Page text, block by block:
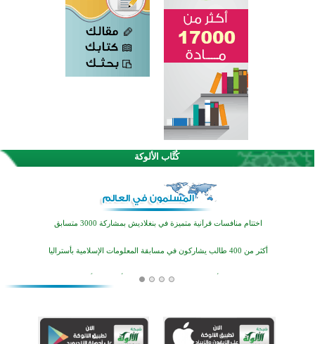
كُتَّاب الألوكة
اختتام الدورة التاسعة لمسابقة حفظ وتلاوة القرآن الكريم في أزناكاييف
تيسليتش تختتم برنامجا تعليميا لتعزيز القيم وبناء الشخصية للشباب المسلمين
اختتام منافسات قرآنية متميزة في بنغلاديش بمشاركة 3000 متسابق
أكثر من 400 طالب يشاركون في مسابقة المعلومات الإسلامية بأستراليا
افتتاح تاريخي لأول مسجد في بلييفليا بالجبل الأسود منذ أكثر من قرن
أكبر مشروع إسلامي في ريف أستراليا يفتتح أبوابه بعد سنوات من العمل والعطاء